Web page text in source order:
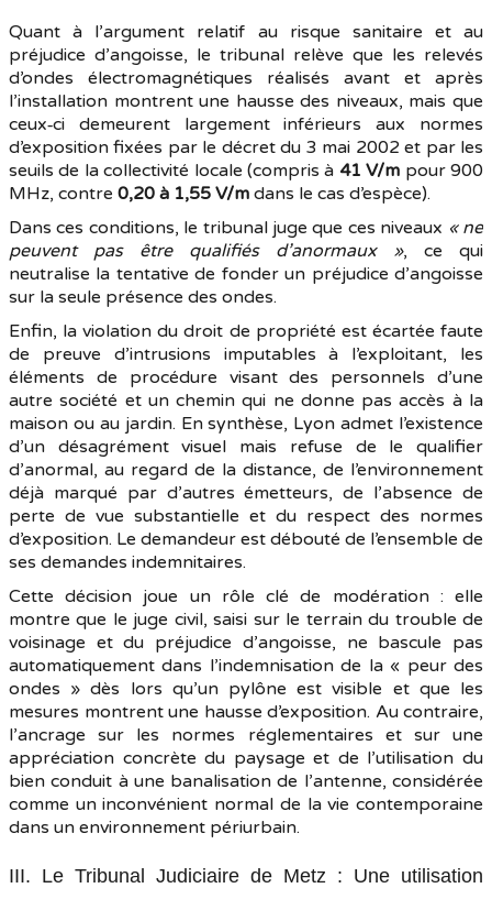
Quant à l’argument relatif au risque sanitaire et au
préjudice d’angoisse, le tribunal relève que les relevés
d’ondes électromagnétiques réalisés avant et après
l’installation montrent une hausse des niveaux, mais que
ceux‑ci demeurent largement inférieurs aux normes
d’exposition fixées par le décret du 3 mai 2002 et par les
seuils de la collectivité locale (compris à 41 V/m pour 900
MHz, contre 0,20 à 1,55 V/m dans le cas d’espèce).
Dans ces conditions, le tribunal juge que ces niveaux « ne
peuvent pas être qualifiés d’anormaux », ce qui
neutralise la tentative de fonder un préjudice d’angoisse
sur la seule présence des ondes.
Enfin, la violation du droit de propriété est écartée faute
de preuve d’intrusions imputables à l’exploitant, les
éléments de procédure visant des personnels d’une
autre société et un chemin qui ne donne pas accès à la
maison ou au jardin. En synthèse, Lyon admet l’existence
d’un désagrément visuel mais refuse de le qualifier
d’anormal, au regard de la distance, de l’environnement
déjà marqué par d’autres émetteurs, de l’absence de
perte de vue substantielle et du respect des normes
d’exposition. Le demandeur est débouté de l’ensemble de
ses demandes indemnitaires.
Cette décision joue un rôle clé de modération : elle
montre que le juge civil, saisi sur le terrain du trouble de
voisinage et du préjudice d’angoisse, ne bascule pas
automatiquement dans l’indemnisation de la « peur des
ondes » dès lors qu’un pylône est visible et que les
mesures montrent une hausse d’exposition. Au contraire,
l’ancrage sur les normes réglementaires et sur une
appréciation concrète du paysage et de l’utilisation du
bien conduit à une banalisation de l’antenne, considérée
comme un inconvénient normal de la vie contemporaine
dans un environnement périurbain.
III. Le Tribunal Judiciaire de Metz : Une utilisation